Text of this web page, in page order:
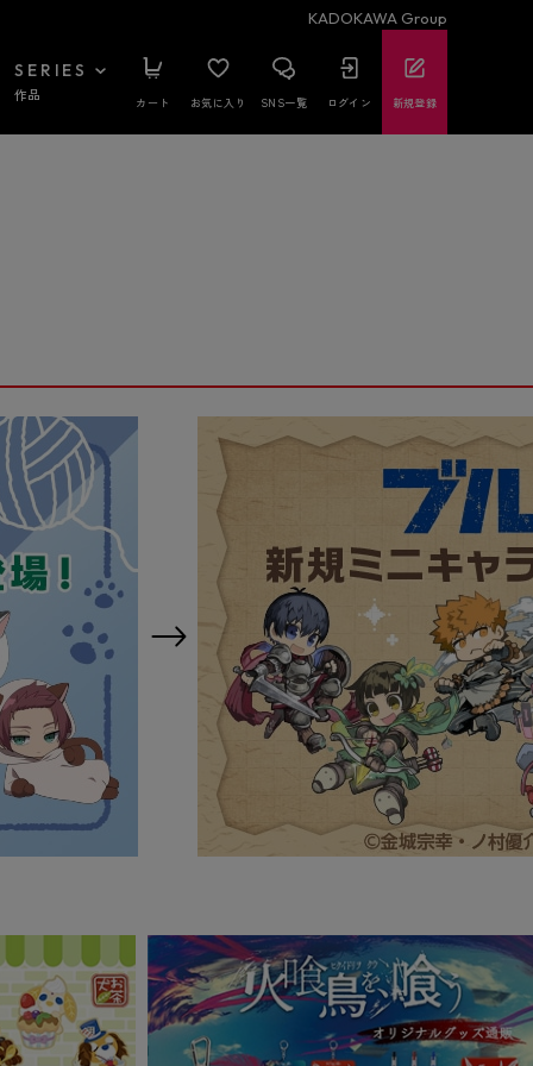
KADOKAWA Group
SERIES
作品 カート お気に入り SNS一覧 ログイン 新規登録